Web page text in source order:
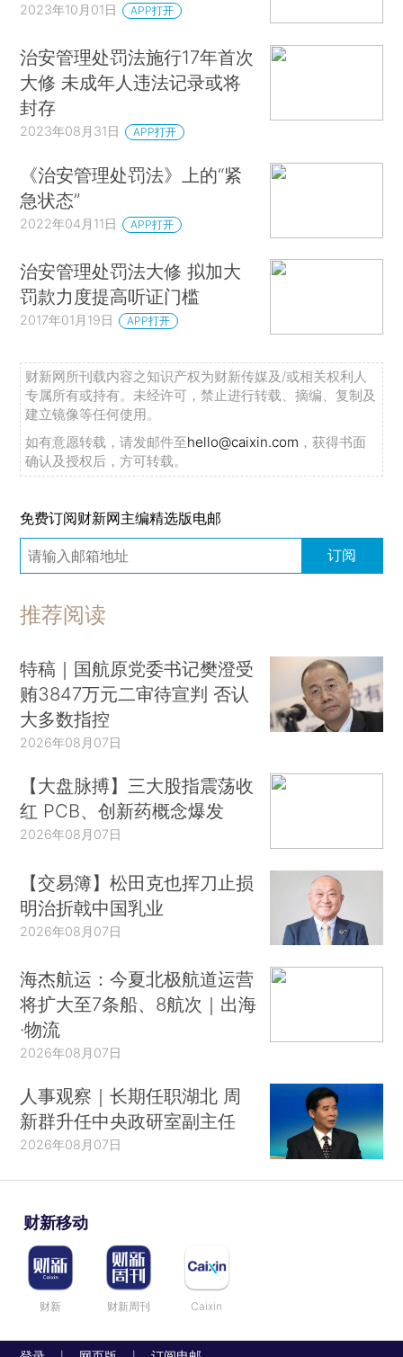
2023年10月01日 APP打开
治安管理处罚法施行17年首次
大修 未成年人违法记录或将
封存
2023年08月31日 APP打开
《治安管理处罚法》上的“紧
急状态”
2022年04月11日 APP打开
治安管理处罚法大修 拟加大
罚款力度提高听证门槛
2017年01月19日 APP打开
财新网所刊载内容之知识产权为财新传媒及/或相关权利人
专属所有或持有。未经许可，禁止进行转载、摘编、复制及
建立镜像等任何使用。
如有意愿转载，请发邮件至hello@caixin.com ，获得书面
确认及授权后，方可转载。
免费订阅财新网主编精选版电邮
订阅
推荐阅读
特稿｜国航原党委书记樊澄受
贿3847万元二审待宣判 否认
大多数指控
2026年08月07日
【大盘脉搏】三大股指震荡收
红 PCB、创新药概念爆发
2026年08月07日
【交易簿】松田克也挥刀止损
明治折戟中国乳业
2026年08月07日
海杰航运：今夏北极航道运营
将扩大至7条船、8航次｜出海
·物流
2026年08月07日
人事观察｜长期任职湖北 周
新群升任中央政研室副主任
2026年08月07日
财新移动
财新 财新周刊 Caixin